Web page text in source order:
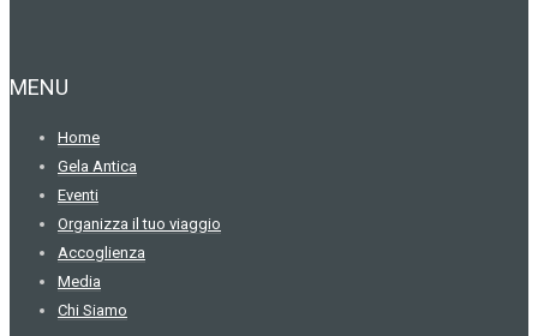
MENU
Home
Gela Antica
Eventi
Organizza il tuo viaggio
Accoglienza
Media
Chi Siamo